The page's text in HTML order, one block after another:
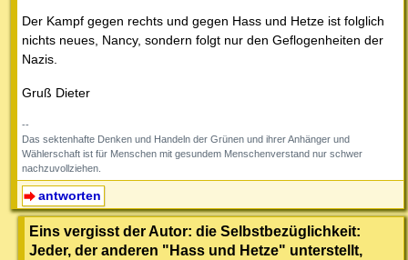
Der Kampf gegen rechts und gegen Hass und Hetze ist folglich
nichts neues, Nancy, sondern folgt nur den Geflogenheiten der
Nazis.
Gruß Dieter
--
Das sektenhafte Denken und Handeln der Grünen und ihrer Anhänger und
Wählerschaft ist für Menschen mit gesundem Menschenverstand nur schwer
nachzuvollziehen.
antworten
Eins vergisst der Autor: die Selbstbezüglichkeit:
Jeder, der anderen "Hass und Hetze" unterstellt,